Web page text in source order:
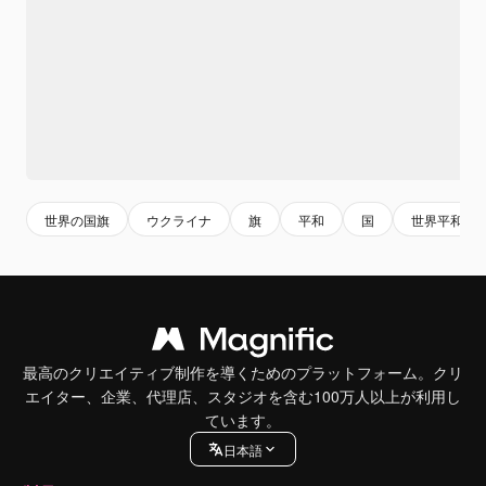
世界の国旗 ウクライナ 旗 平和 国 世界平和
最高のクリエイティブ制作を導くためのプラットフォーム。クリ
エイター、企業、代理店、スタジオを含む100万人以上が利用し
ています。
日本語